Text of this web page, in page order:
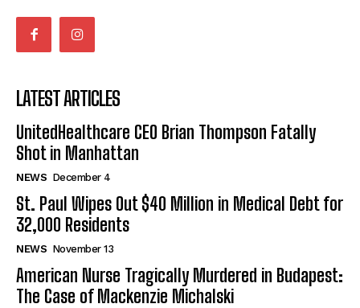
LATEST ARTICLES
UnitedHealthcare CEO Brian Thompson Fatally
Shot in Manhattan
NEWS December 4
St. Paul Wipes Out $40 Million in Medical Debt for
32,000 Residents
NEWS November 13
American Nurse Tragically Murdered in Budapest:
The Case of Mackenzie Michalski